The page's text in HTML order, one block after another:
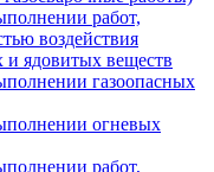
работ,
воздействия
ядовитых веществ
газоопасных
огневых
работ,